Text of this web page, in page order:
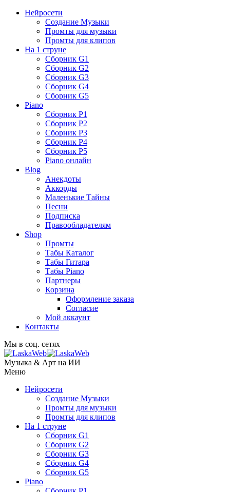
Нейросети
Создание Музыки
Промты для музыки
Промты для клипов
На 1 струне
Сборник G1
Сборник G2
Сборник G3
Сборник G4
Сборник G5
Piano
Сборник P1
Сборник P2
Сборник P3
Сборник P4
Сборник P5
Piano онлайн
Blog
Анекдоты
Аккорды
Маленькие Тайны
Песни
Подписка
Правообладателям
Shop
Промты
Табы Каталог
Табы Гитара
Табы Piano
Партнеры
Корзина
Оформление заказа
Согласие
Мой аккаунт
Контакты
Мы в соц. сетях
Музыка & Арт на ИИ
Меню
Нейросети
Создание Музыки
Промты для музыки
Промты для клипов
На 1 струне
Сборник G1
Сборник G2
Сборник G3
Сборник G4
Сборник G5
Piano